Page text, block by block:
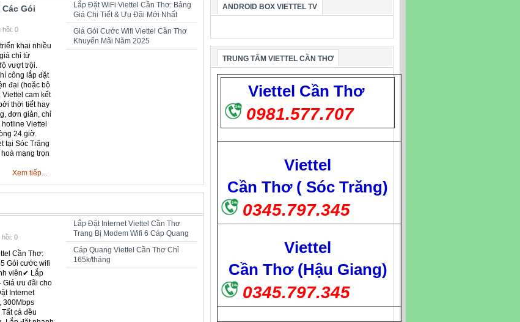
Gói
hồi: 0
khai nhiều
chỉ từ
vượt trội.
công lắp đặt
đại (hoặc bộ
cam kết
thời tiết hay
đơn giản, chỉ
Viettel
24 giờ.
tại Sóc Trăng
mạng trọn
Xem tiếp...
Lắp Đặt WiFi Viettel Cần Thơ: Bảng
Giá Chi Tiết & Ưu Đãi Mới Nhất
Giá Gói Cước Wifi Viettel Cần Thơ
Khuyến Mãi Năm 2025
hồi: 0
Cần Thơ:
Gói cước wifi
viên✔ Lắp
Giá ưu đãi cho
Internet
300Mbps
cả đều
Lắp Đặt Internet Viettel Cần Thơ
Trang Bị Modem Wifi 6 Cáp Quang
Cáp Quang Viettel Cần Thơ Chỉ
165k/tháng
ANDROID BOX VIETTEL TV
TRUNG TÂM VIETTEL CẦN THƠ
Viettel Cần Thơ
0981.577.707
Viettel
Cần Thơ ( Sóc Trăng)
0345.797.345
Viettel
Cần Thơ (Hậu Giang)
0345.797.345